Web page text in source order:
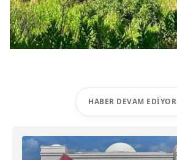
HABER DEVAM EDIYOR